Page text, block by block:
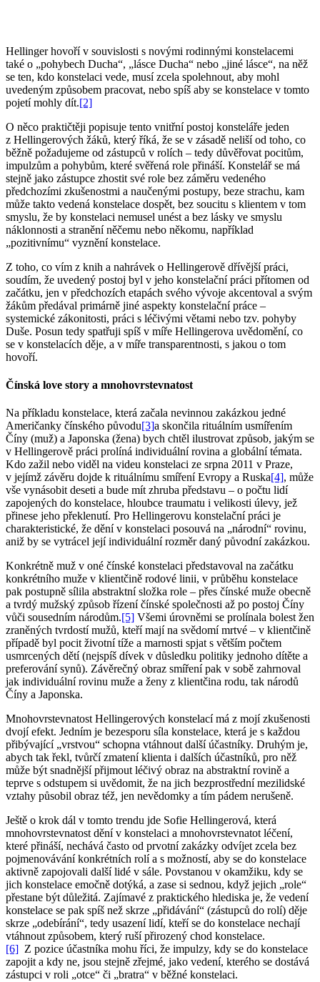
Hellinger hovoří v souvislosti s novými rodinnými konstelacemi
také o „pohybech Ducha“, „lásce Ducha“ nebo „jiné lásce“, na něž
se ten, kdo konstelaci vede, musí zcela spolehnout, aby mohl
uvedeným způsobem pracovat, nebo spíš aby se konstelace v tomto
pojetí mohly dít.[2]
O něco praktičtěji popisuje tento vnitřní postoj konsteláře jeden
z Hellingerových žáků, který říká, že se v zásadě neliší od toho, co
běžně požadujeme od zástupců v rolích – tedy důvěřovat pocitům,
impulzům a pohybům, které svěřená role přináší. Konstelář se má
stejně jako zástupce zhostit své role bez záměru vedeného
předchozími zkušenostmi a naučenými postupy, beze strachu, kam
může takto vedená konstelace dospět, bez soucitu s klientem v tom
smyslu, že by konstelaci nemusel unést a bez lásky ve smyslu
náklonnosti a stranění něčemu nebo někomu, například
„pozitivnímu“ vyznění konstelace.
Z toho, co vím z knih a nahrávek o Hellingerově dřívější práci,
soudím, že uvedený postoj byl v jeho konstelační práci přítomen od
začátku, jen v předchozích etapách svého vývoje akcentoval a svým
žákům předával primárně jiné aspekty konstelační práce –
systemické zákonitosti, práci s léčivými větami nebo tzv. pohyby
Duše. Posun tedy spatřuji spíš v míře Hellingerova uvědomění, co
se v konstelacích děje, a v míře transparentnosti, s jakou o tom
hovoří.
Čínská love story a mnohovrstevnatost
Na příkladu konstelace, která začala nevinnou zakázkou jedné
Američanky čínského původu[3]a skončila rituálním usmířením
Číny (muž) a Japonska (žena) bych chtěl ilustrovat způsob, jakým se
v Hellingerově práci prolíná individuální rovina a globální témata.
Kdo zažil nebo viděl na videu konstelaci ze srpna 2011 v Praze,
v jejímž závěru dojde k rituálnímu smíření Evropy a Ruska[4], může
vše vynásobit deseti a bude mít zhruba představu – o počtu lidí
zapojených do konstelace, hloubce traumatu i velikosti úlevy, jež
přinese jeho překlenutí. Pro Hellingerovu konstelační práci je
charakteristické, že dění v konstelaci posouvá na „národní“ rovinu,
aniž by se vytrácel její individuální rozměr daný původní zakázkou.
Konkrétně muž v oné čínské konstelaci představoval na začátku
konkrétního muže v klientčině rodové linii, v průběhu konstelace
pak postupně sílila abstraktní složka role – přes čínské muže obecně
a tvrdý mužský způsob řízení čínské společnosti až po postoj Číny
vůči sousedním národům.[5] Všemi úrovněmi se prolínala bolest žen
zraněných tvrdostí mužů, kteří mají na svědomí mrtvé – v klientčině
případě byl pocit životní tíže a marnosti spjat s větším počtem
usmrcených dětí (nejspíš dívek v důsledku politiky jednoho dítěte a
preferování synů). Závěrečný obraz smíření pak v sobě zahrnoval
jak individuální rovinu muže a ženy z klientčina rodu, tak národů
Číny a Japonska.
Mnohovrstevnatost Hellingerových konstelací má z mojí zkušenosti
dvojí efekt. Jedním je bezesporu síla konstelace, která je s každou
přibývající „vrstvou“ schopna vtáhnout další účastníky. Druhým je,
abych tak řekl, tvůrčí zmatení klienta i dalších účastníků, pro něž
může být snadnější přijmout léčivý obraz na abstraktní rovině a
teprve s odstupem si uvědomit, že na jich bezprostřední mezilidské
vztahy působil obraz též, jen nevědomky a tím pádem nerušeně.
Ještě o krok dál v tomto trendu jde Sofie Hellingerová, která
mnohovrstevnatost dění v konstelaci a mnohovrstevnatot léčení,
které přináší, nechává často od prvotní zakázky odvíjet zcela bez
pojmenovávání konkrétních rolí a s možností, aby se do konstelace
aktivně zapojovali další lidé v sále. Povstanou v okamžiku, kdy se
jich konstelace emočně dotýká, a zase si sednou, když jejich „role“
přestane být důležitá. Zajímavé z praktického hlediska je, že vedení
konstelace se pak spíš než skrze „přidávání“ (zástupců do rolí) děje
skrze „odebírání“, tedy usazení lidí, kteří se do konstelace nechají
vtáhnout způsobem, který ruší přirozený chod konstelace.
[6] Z pozice účastníka mohu říci, že impulzy, kdy se do konstelace
zapojit a kdy ne, jsou stejně zřejmé, jako vedení, kterého se dostává
zástupci v roli „otce“ či „bratra“ v běžné konstelaci.